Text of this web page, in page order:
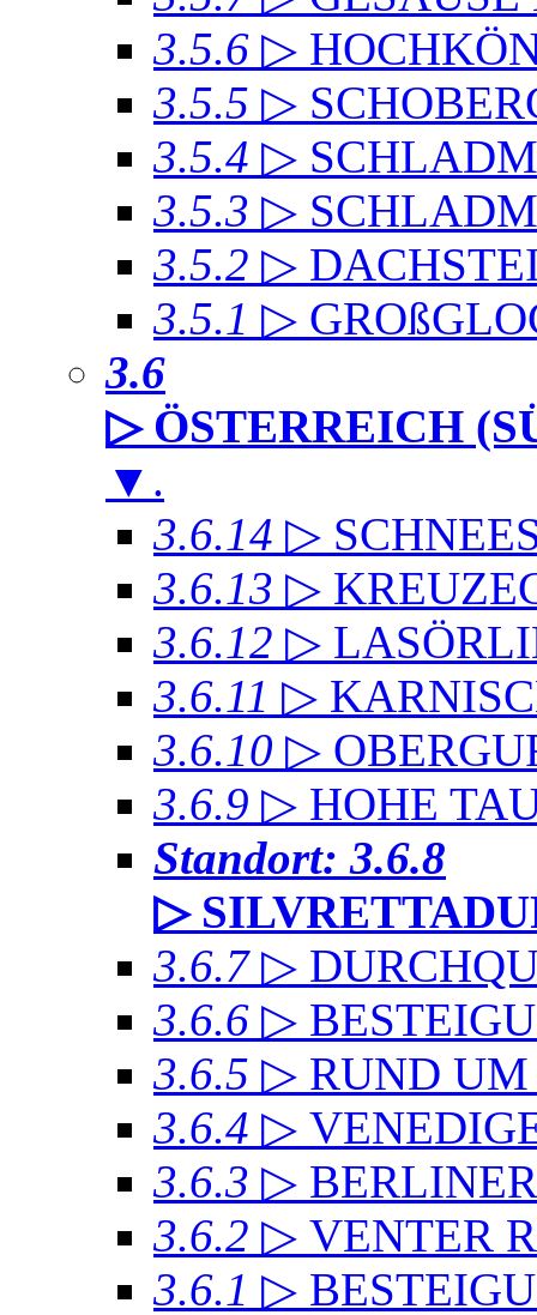
3.5.6 ▷
3.5.5 ▷
3.5.4 ▷
3.5.3 ▷
3.5.2 ▷
3.5.1 ▷
3.6
▷ ÖSTERREICH
▼ .
3.6.14 ▷
3.6.13 ▷
3.6.12 ▷
3.6.11 ▷
3.6.10 ▷
3.6.9 ▷ HOHE
Standort: 3.6.8
▷
3.6.7 ▷
3.6.6 ▷
3.6.5 ▷ RUND
3.6.4 ▷
3.6.3 ▷
3.6.2 ▷ VENTER
3.6.1 ▷